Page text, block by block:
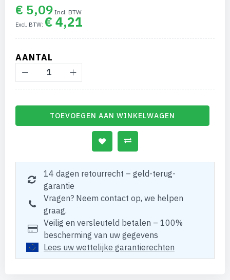
€ 5,09
€ 4,21
AANTAL
TOEVOEGEN AAN WINKELWAGEN
14 dagen retourrecht – geld-terug-
garantie
Vragen? Neem contact op, we helpen
graag.
Veilig en versleuteld betalen – 100%
bescherming van uw gegevens
Lees uw wettelijke garantierechten